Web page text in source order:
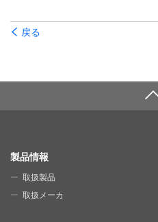
戻る
SITE MAP
製品情報
取扱製品
取扱メーカ